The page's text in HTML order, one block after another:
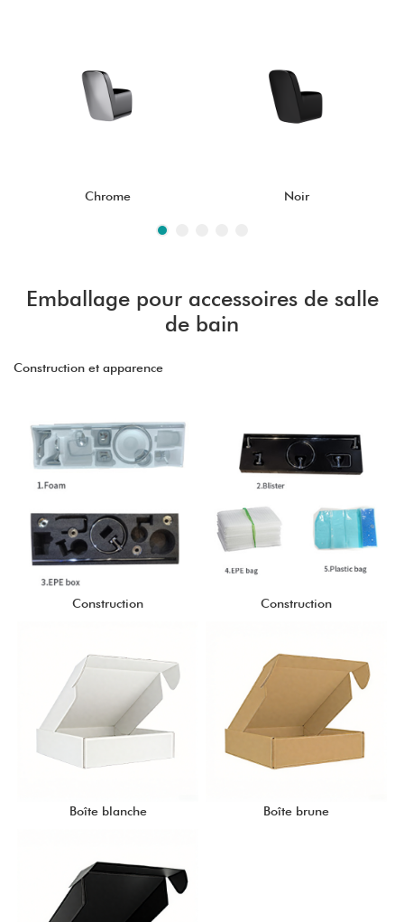
Chrome Noir
Emballage pour accessoires de salle
de bain
Construction et apparence
Construction Construction
Boîte blanche Boîte brune